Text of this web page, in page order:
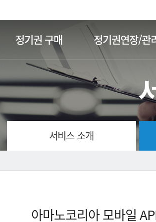
정기권 구매 정기권연장/관
서비스 소개
아마노코리아 모바일